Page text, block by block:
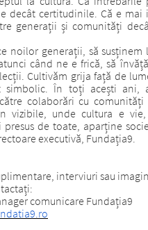
decât certitudinile. Că e mai
generații și comunități
noilor generații, să susținem
când ne e frică, să
Cultivăm grija față de
simbolic. În toți acești ani,
colaborări cu comunități
vizibile, unde cultura e vie,
de toate, aparține
executivă, Fundația9.
interviuri sau
comunicare Fundația9